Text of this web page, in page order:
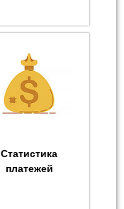
Статистика
платежей